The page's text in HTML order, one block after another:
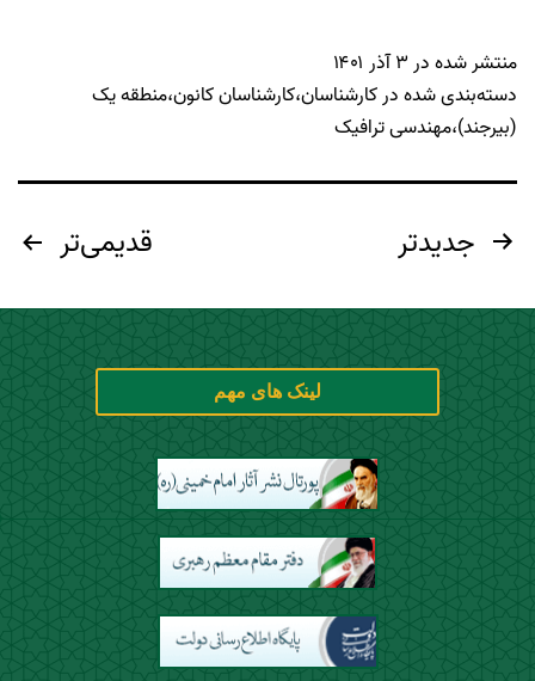
منتشر شده در۳ آذر ۱۴۰۱
دسته‌بندی شده درکارشناسان،کارشناسان کانون،منطقه یک
(بیرجند)،مهندسی ترافیک
جدیدتر قدیمی‌تر
لینک های مهم